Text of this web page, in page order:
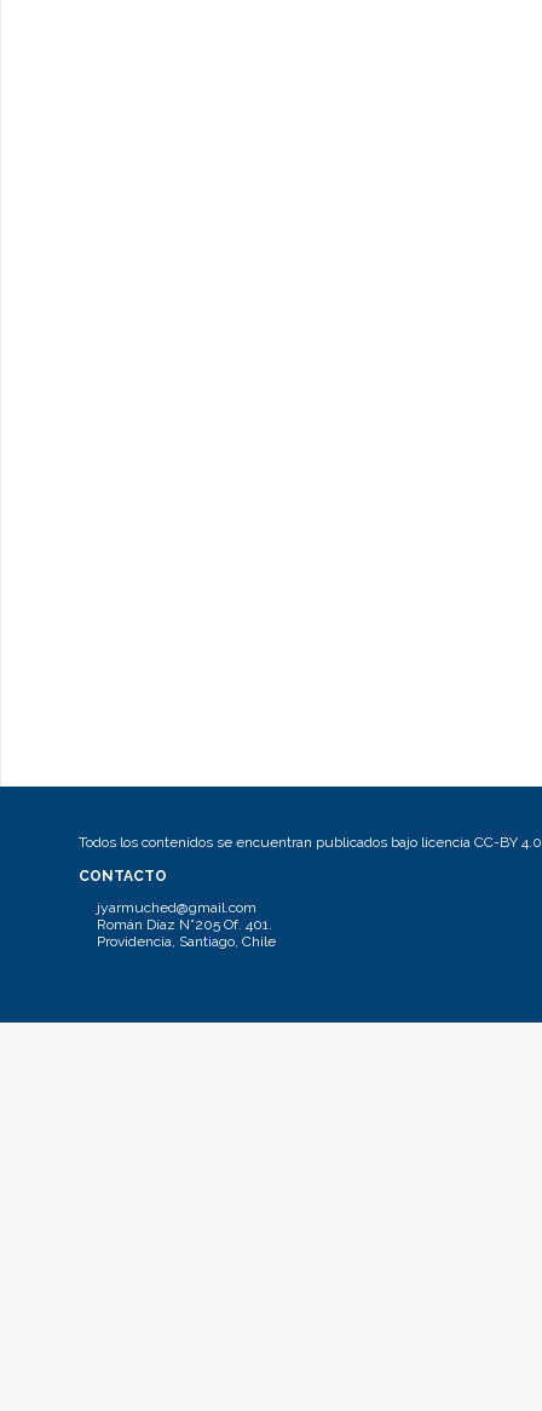
Todos los contenidos se encuentran publicados bajo licencia CC-BY 4.0
CONTACTO
jyarmuched@gmail.com
Román Díaz N°205 Of. 401.
Providencia, Santiago, Chile